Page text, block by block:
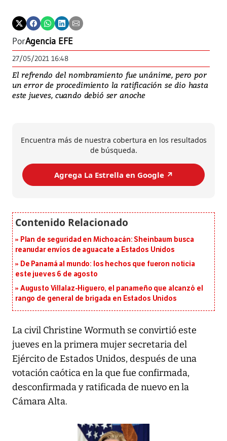
PorAgencia EFE
27/05/2021 16:48
El refrendo del nombramiento fue unánime, pero por
un error de procedimiento la ratificación se dio hasta
este jueves, cuando debió ser anoche
Encuentra más de nuestra cobertura en los resultados
de búsqueda.
Agrega La Estrella en Google ↗️
Plan de seguridad en Michoacán: Sheinbaum busca
reanudar envíos de aguacate a Estados Unidos
De Panamá al mundo: los hechos que fueron noticia
este jueves 6 de agosto
Augusto Villalaz-Higuero, el panameño que alcanzó el
rango de general de brigada en Estados Unidos
La civil Christine Wormuth se convirtió este
jueves en la primera mujer secretaria del
Ejército de Estados Unidos, después de una
votación caótica en la que fue confirmada,
desconfirmada y ratificada de nuevo en la
Cámara Alta.